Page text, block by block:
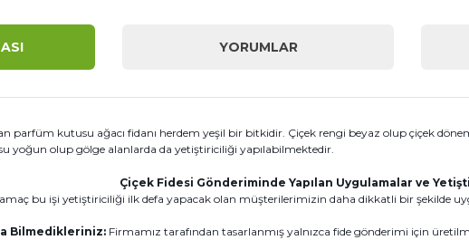
YORUMLAR
parfüm kutusu ağacı fidanı herdem yeşil bir bitkidir. Çiçek rengi beyaz olup çiçek
yoğun olup gölge alanlarda da yetiştiriciliği yapılabilmektedir.
Çiçek Fidesi Gönderiminde Yapılan Uygulamalar ve
bu işi yetiştiriciliği ilk defa yapacak olan müşterilerimizin daha dikkatli bir şekilde
Bilmedikleriniz: Firmamız tarafından tasarlanmış yalnızca fide gönderimi için